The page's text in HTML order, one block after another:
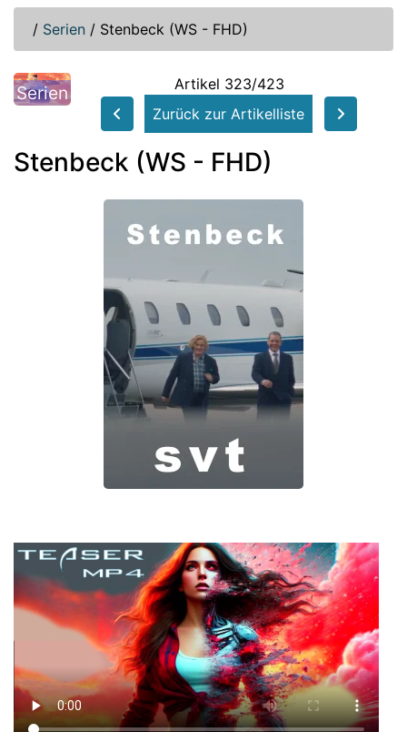
/ Serien / Stenbeck (WS - FHD)
Serien
Artikel 323/423
Zurück zur Artikelliste
Stenbeck (WS - FHD)